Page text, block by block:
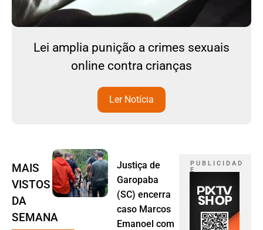
Lei amplia punição a crimes sexuais
online contra crianças
Ler Notícia
MAIS
VISTOS
DA
SEMANA
Justiça de
Garopaba
(SC) encerra
caso Marcos
Emanoel com
P U B L I C I D A D
E